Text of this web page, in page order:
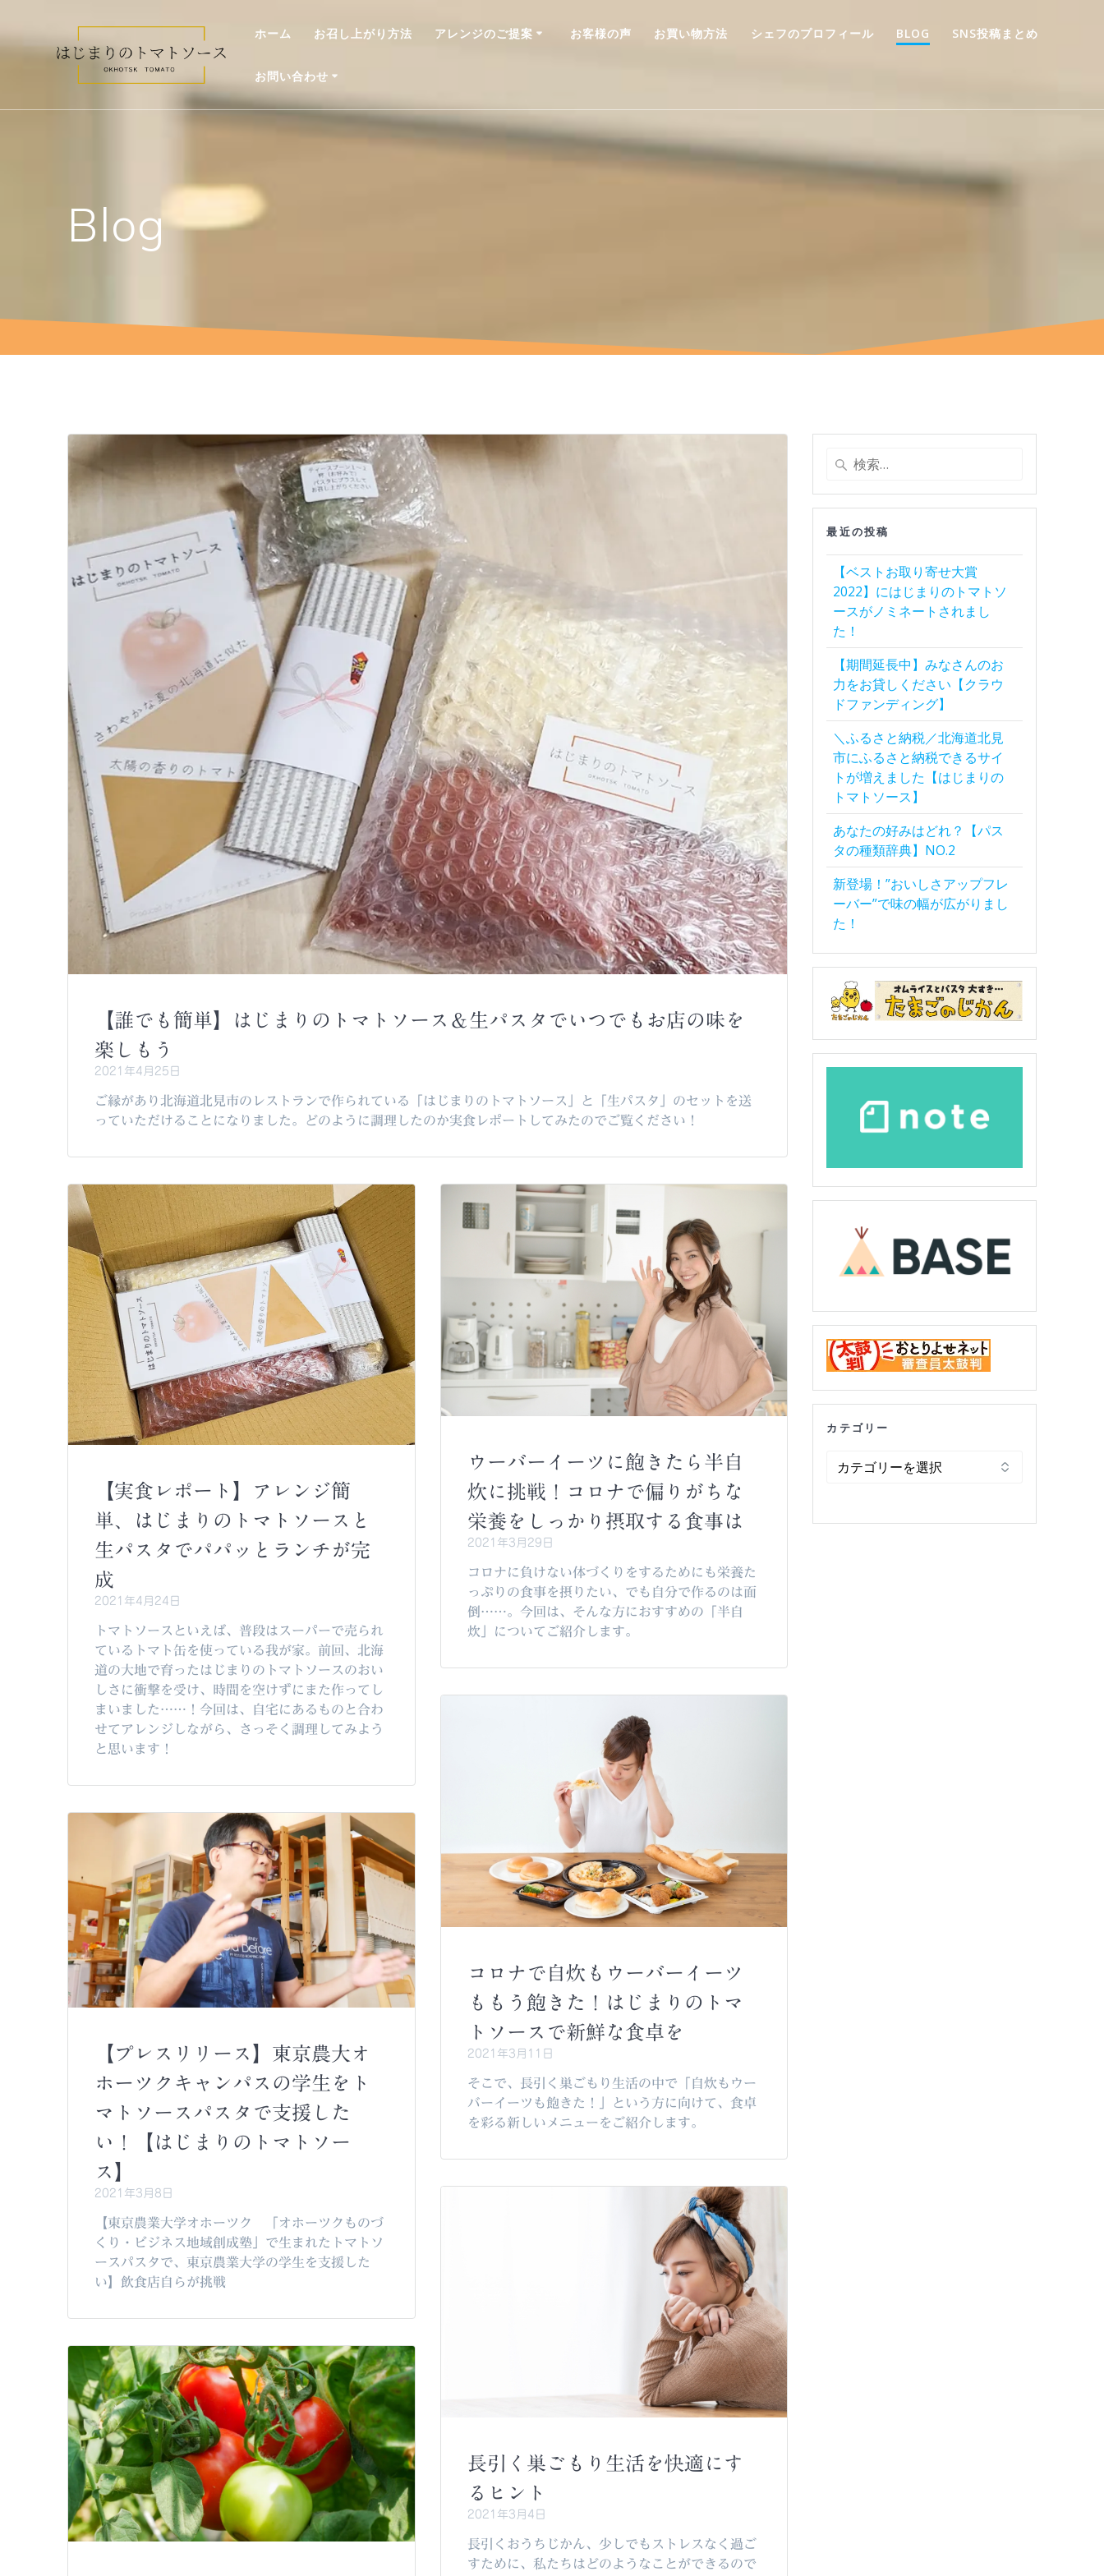
テ
へ
ホーム お召し上がり方法 アレンジのご提案 お客様の声 お買い物方法 シェフのプロフィール BLOG SNS投稿まとめ
お問い合わせ
Blog
【誰でも簡単】はじまりのトマトソース＆生パスタでいつでもお店の味を
楽しもう
2021年4月25日
ご縁があり北海道北見市のレストランで作られている「はじまりのトマトソース」と「生パスタ」のセットを送
っていただけることになりました。どのように調理したのか実食レポートしてみたのでご覧ください！
【実食レポート】アレンジ簡
単、はじまりのトマトソースと
生パスタでパパッとランチが完
成
2021年4月24日
トマトソースといえば、普段はスーパーで売られ
ているトマト缶を使っている我が家。前回、北海
道の大地で育ったはじまりのトマトソースのおい
しさに衝撃を受け、時間を空けずにまた作ってし
まいました……！今回は、自宅にあるものと合わ
せてアレンジしながら、さっそく調理してみよう
と思います！
ウーバーイーツに飽きたら半自
炊に挑戦！コロナで偏りがちな
栄養をしっかり摂取する食事は
2021年3月29日
コロナに負けない体づくりをするためにも栄養た
っぷりの食事を摂りたい、でも自分で作るのは面
倒……。今回は、そんな方におすすめの「半自
炊」についてご紹介します。
コロナで自炊もウーバーイーツ
ももう飽きた！はじまりのトマ
トソースで新鮮な食卓を
2021年3月11日
そこで、長引く巣ごもり生活の中で「自炊もウー
バーイーツも飽きた！」という方に向けて、食卓
を彩る新しいメニューをご紹介します。
【プレスリリース】東京農大オ
ホーツクキャンパスの学生をト
マトソースパスタで支援した
い！【はじまりのトマトソー
ス】
2021年3月8日
【東京農業大学オホーツク 「オホーツクものづ
くり・ビジネス地域創成塾」で生まれたトマトソ
ースパスタで、東京農業大学の学生を支援した
い】飲食店自らが挑戦
長引く巣ごもり生活を快適にす
るヒント
2021年3月4日
長引くおうちじかん、少しでもストレスなく過ご
すために、私たちはどのようなことができるので
検
最近の投稿
【ベストお取り寄せ大賞
2022】にはじまりのトマトソ
ースがノミネートされまし
た！
【期間延長中】みなさんのお
力をお貸しください【クラウ
ドファンディング】
＼ふるさと納税／北海道北見
市にふるさと納税できるサイ
トが増えました【はじまりの
トマトソース】
あなたの好みはどれ？【パス
タの種類辞典】NO.2
新登場！”おいしさアップフレ
ーバー”で味の幅が広がりまし
た！
カテゴリー
リ